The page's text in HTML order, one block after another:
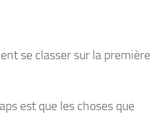
se classer sur la première
est que les choses que